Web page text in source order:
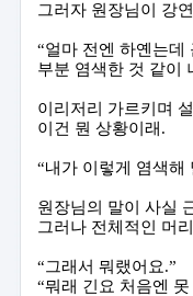
그러자 원장님이 강
“얼마 전엔 하옌는데
부분 염색한 것 같이
이리저리 가르키며
이건 뭔 상황이래 .
“내가 이렇게 염색해
원장님의 말이 사실
그러나 전체적인 머
“그래서 뭐랬어요.”
“뭐래 긴요 처음엔